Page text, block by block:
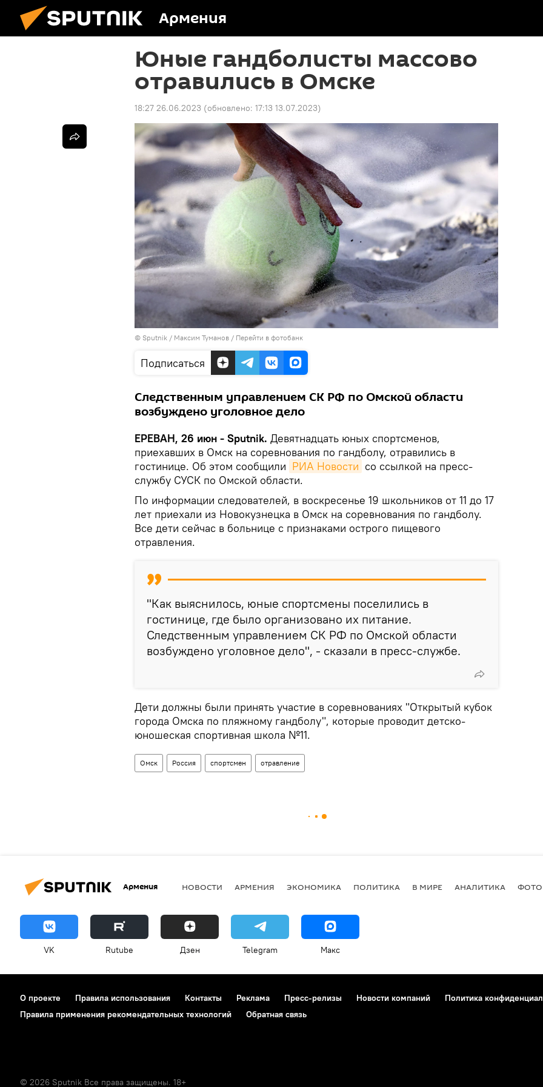
Армения
Юные гандболисты массово
отравились в Омске
18:27 26.06.2023 (обновлено: 17:13 13.07.2023)
© Sputnik / Максим Туманов / Перейти в фотобанк
Подписаться
Следственным управлением СК РФ по Омской области
возбуждено уголовное дело
ЕРЕВАН, 26 июн - Sputnik. Девятнадцать юных спортсменов,
приехавших в Омск на соревнования по гандболу, отравились в
гостинице. Об этом сообщили РИА Новости со ссылкой на пресс-
службу СУСК по Омской области.
По информации следователей, в воскресенье 19 школьников от 11 до 17
лет приехали из Новокузнецка в Омск на соревнования по гандболу.
Все дети сейчас в больнице с признаками острого пищевого
отравления.
"Как выяснилось, юные спортсмены поселились в
гостинице, где было организовано их питание.
Следственным управлением СК РФ по Омской области
возбуждено уголовное дело", - сказали в пресс-службе.
Дети должны были принять участие в соревнованиях "Открытый кубок
города Омска по пляжному гандболу", которые проводит детско-
юношеская спортивная школа №11.
Омск Россия спортсмен отравление
Армения НОВОСТИ АРМЕНИЯ ЭКОНОМИКА ПОЛИТИКА В МИРЕ АНАЛИТИКА ФОТО
VK Rutube Дзен Telegram Макс
О проекте Правила использования Контакты Реклама Пресс-релизы Новости компаний
Политика
Правила применения рекомендательных технологий
Обратная связь
© 2026 Sputnik Все права защищены. 18+